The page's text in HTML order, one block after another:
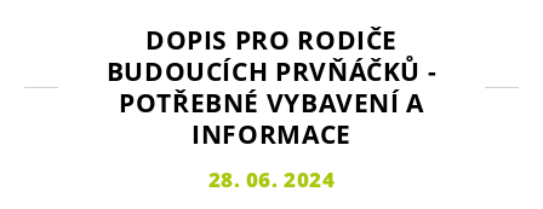
DOPIS PRO RODIČE
BUDOUCÍCH PRVŇÁČKŮ -
POTŘEBNÉ VYBAVENÍ A
INFORMACE
28. 06. 2024